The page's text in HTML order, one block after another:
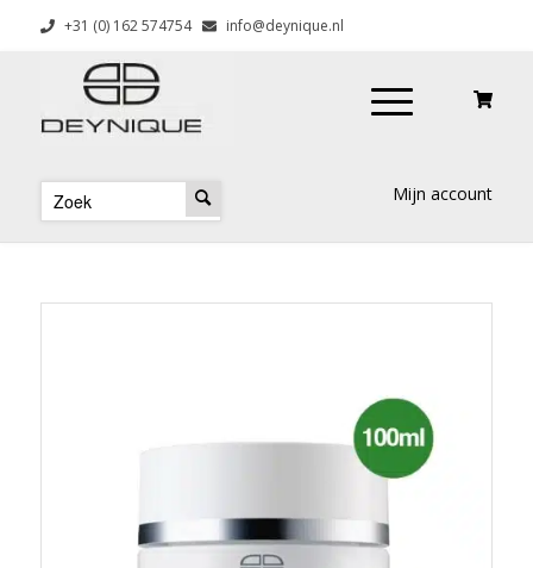
+31 (0) 162 574754 info@deynique.nl
Mijn account